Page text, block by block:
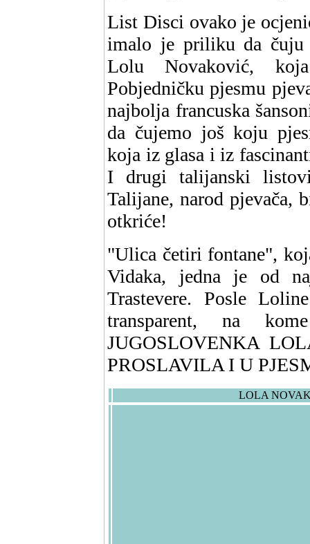
List Disci ovako je
imalo je priliku da čuju
Lolu Novaković,
Pobjedničku pjesmu
najbolja francuska
da čujemo još koju
koja iz glasa i iz
I drugi talijanski
Talijane, narod pjevača,
otkriće!
"Ulica četiri fontane",
Vidaka, jedna je od
Trastevere. Posle
transparent, na
JUGOSLOVENKA
PROSLAVILA I U
LOLA